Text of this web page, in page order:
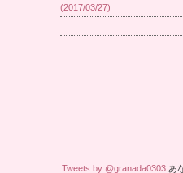
(2017/03/27)
Tweets by @granada0303 あ